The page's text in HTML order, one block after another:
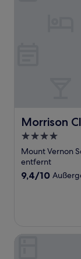
Morrison
Morrison
4.0-
Sterne-
Unterkunft
Mount Vernon
entfernt
9.4
9,4/10